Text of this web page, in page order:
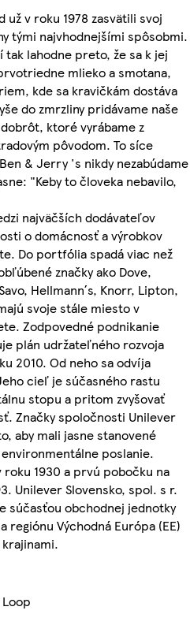
v roku 1978 zasvätili svoj
tými najvhodnejšími spôsobmi.
lahodne preto, že sa k jej
mlieko a smotana,
kde sa kravičkám dostáva
do zmrzliny pridávame naše
ktoré vyrábame z
pôvodom. To síce
& Jerry 's nikdy nezabúdame
"Keby to človeka nebavilo,
najväčších dodávateľov
o domácnosť a výrobkov
Do portfólia spadá viac než
značky ako Dove,
Hellmann´s, Knorr, Lipton,
svoje stále miesto v
Zodpovedné podnikanie
plán udržateľného rozvoja
2010. Od neho sa odvíja
cieľ je súčasného rastu
stopu a pritom zvyšovať
Značky spoločnosti Unilever
aby mali jasne stanovené
poslanie.
1930 a prvú pobočku na
Unilever Slovensko, spol. s r.
súčasťou obchodnej jednotky
regiónu Východná Európa (EE)